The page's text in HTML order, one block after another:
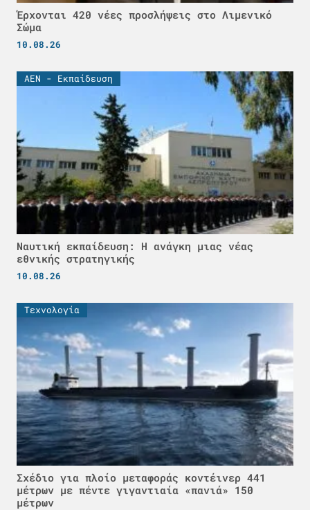
Έρχονται 420 νέες προσλήψεις στο Λιμενικό
Σώμα
10.08.26
ΑΕΝ - Εκπαίδευση
Ναυτική εκπαίδευση: Η ανάγκη μιας νέας
εθνικής στρατηγικής
10.08.26
Τεχνολογία
Σχέδιο για πλοίο μεταφοράς κοντέινερ 441
μέτρων με πέντε γιγαντιαία «πανιά» 150
μέτρων